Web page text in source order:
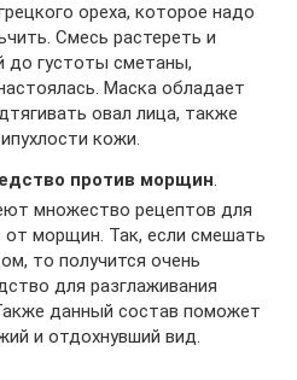
ореха, которое надо
Смесь растереть и
до густоты сметаны,
Маска обладает
овал лица, также
кожи.
против морщин.
множество рецептов для
морщин. Так, если смешать
то получится очень
для разглаживания
данный состав поможет
и отдохнувший вид.